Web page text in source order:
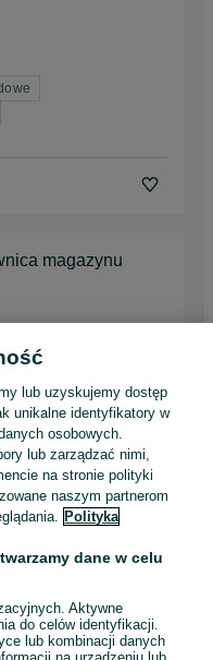
magazynu
dla marki
lub uzyskujemy dostęp
unikalne identyfikatory w
osobowych.
lub zarządzać nimi,
na stronie polityki
naszym partnerom
Polityka
dane w celu
Aktywne
do celów identyfikacji.
lub kombinacji danych